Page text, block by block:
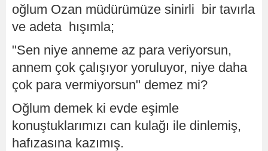
oğlum Ozan müdürümüze sinirli bir tavırla
ve adeta hışımla;
"Sen niye anneme az para veriyorsun,
annem çok çalışıyor yoruluyor, niye daha
çok para vermiyorsun" demez mi?
Oğlum demek ki evde eşimle
konuştuklarımızı can kulağı ile dinlemiş,
hafızasına kazımış.